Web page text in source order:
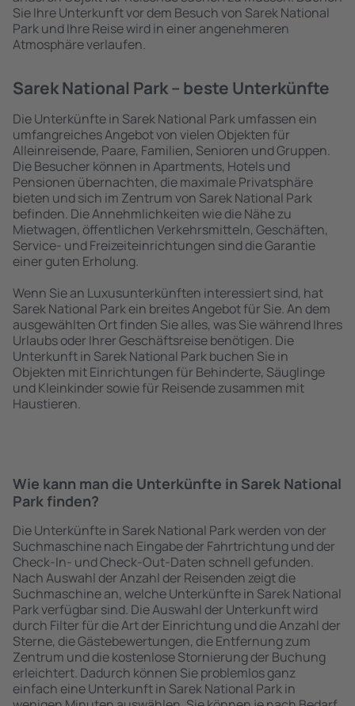
Sie Ihre Unterkunft vor dem Besuch von Sarek National
Park und Ihre Reise wird in einer angenehmeren
Atmosphäre verlaufen.
Sarek National Park – beste Unterkünfte
Die Unterkünfte in Sarek National Park umfassen ein
umfangreiches Angebot von vielen Objekten für
Alleinreisende, Paare, Familien, Senioren und Gruppen.
Die Besucher können in Apartments, Hotels und
Pensionen übernachten, die maximale Privatsphäre
bieten und sich im Zentrum von Sarek National Park
befinden. Die Annehmlichkeiten wie die Nähe zu
Mietwagen, öffentlichen Verkehrsmitteln, Geschäften,
Service- und Freizeiteinrichtungen sind die Garantie
einer guten Erholung.
Wenn Sie an Luxusunterkünften interessiert sind, hat
Sarek National Park ein breites Angebot für Sie. An dem
ausgewählten Ort finden Sie alles, was Sie während Ihres
Urlaubs oder Ihrer Geschäftsreise benötigen. Die
Unterkunft in Sarek National Park buchen Sie in
Objekten mit Einrichtungen für Behinderte, Säuglinge
und Kleinkinder sowie für Reisende zusammen mit
Haustieren.
Wie kann man die Unterkünfte in Sarek National
Park finden?
Die Unterkünfte in Sarek National Park werden von der
Suchmaschine nach Eingabe der Fahrtrichtung und der
Check-In- und Check-Out-Daten schnell gefunden.
Nach Auswahl der Anzahl der Reisenden zeigt die
Suchmaschine an, welche Unterkünfte in Sarek National
Park verfügbar sind. Die Auswahl der Unterkunft wird
durch Filter für die Art der Einrichtung und die Anzahl der
Sterne, die Gästebewertungen, die Entfernung zum
Zentrum und die kostenlose Stornierung der Buchung
erleichtert. Dadurch können Sie problemlos ganz
einfach eine Unterkunft in Sarek National Park in